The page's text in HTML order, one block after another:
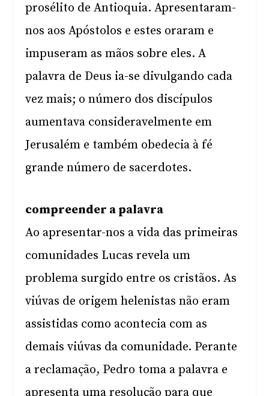
prosélito de Antioquia. Apresentaram-
nos aos Apóstolos e estes oraram e
impuseram as mãos sobre eles. A
palavra de Deus ia-se divulgando cada
vez mais; o número dos discípulos
aumentava consideravelmente em
Jerusalém e também obedecia à fé
grande número de sacerdotes.
compreender a palavra
Ao apresentar-nos a vida das primeiras
comunidades Lucas revela um
problema surgido entre os cristãos. As
viúvas de origem helenistas não eram
assistidas como acontecia com as
demais viúvas da comunidade. Perante
a reclamação, Pedro toma a palavra e
apresenta uma resolução para que